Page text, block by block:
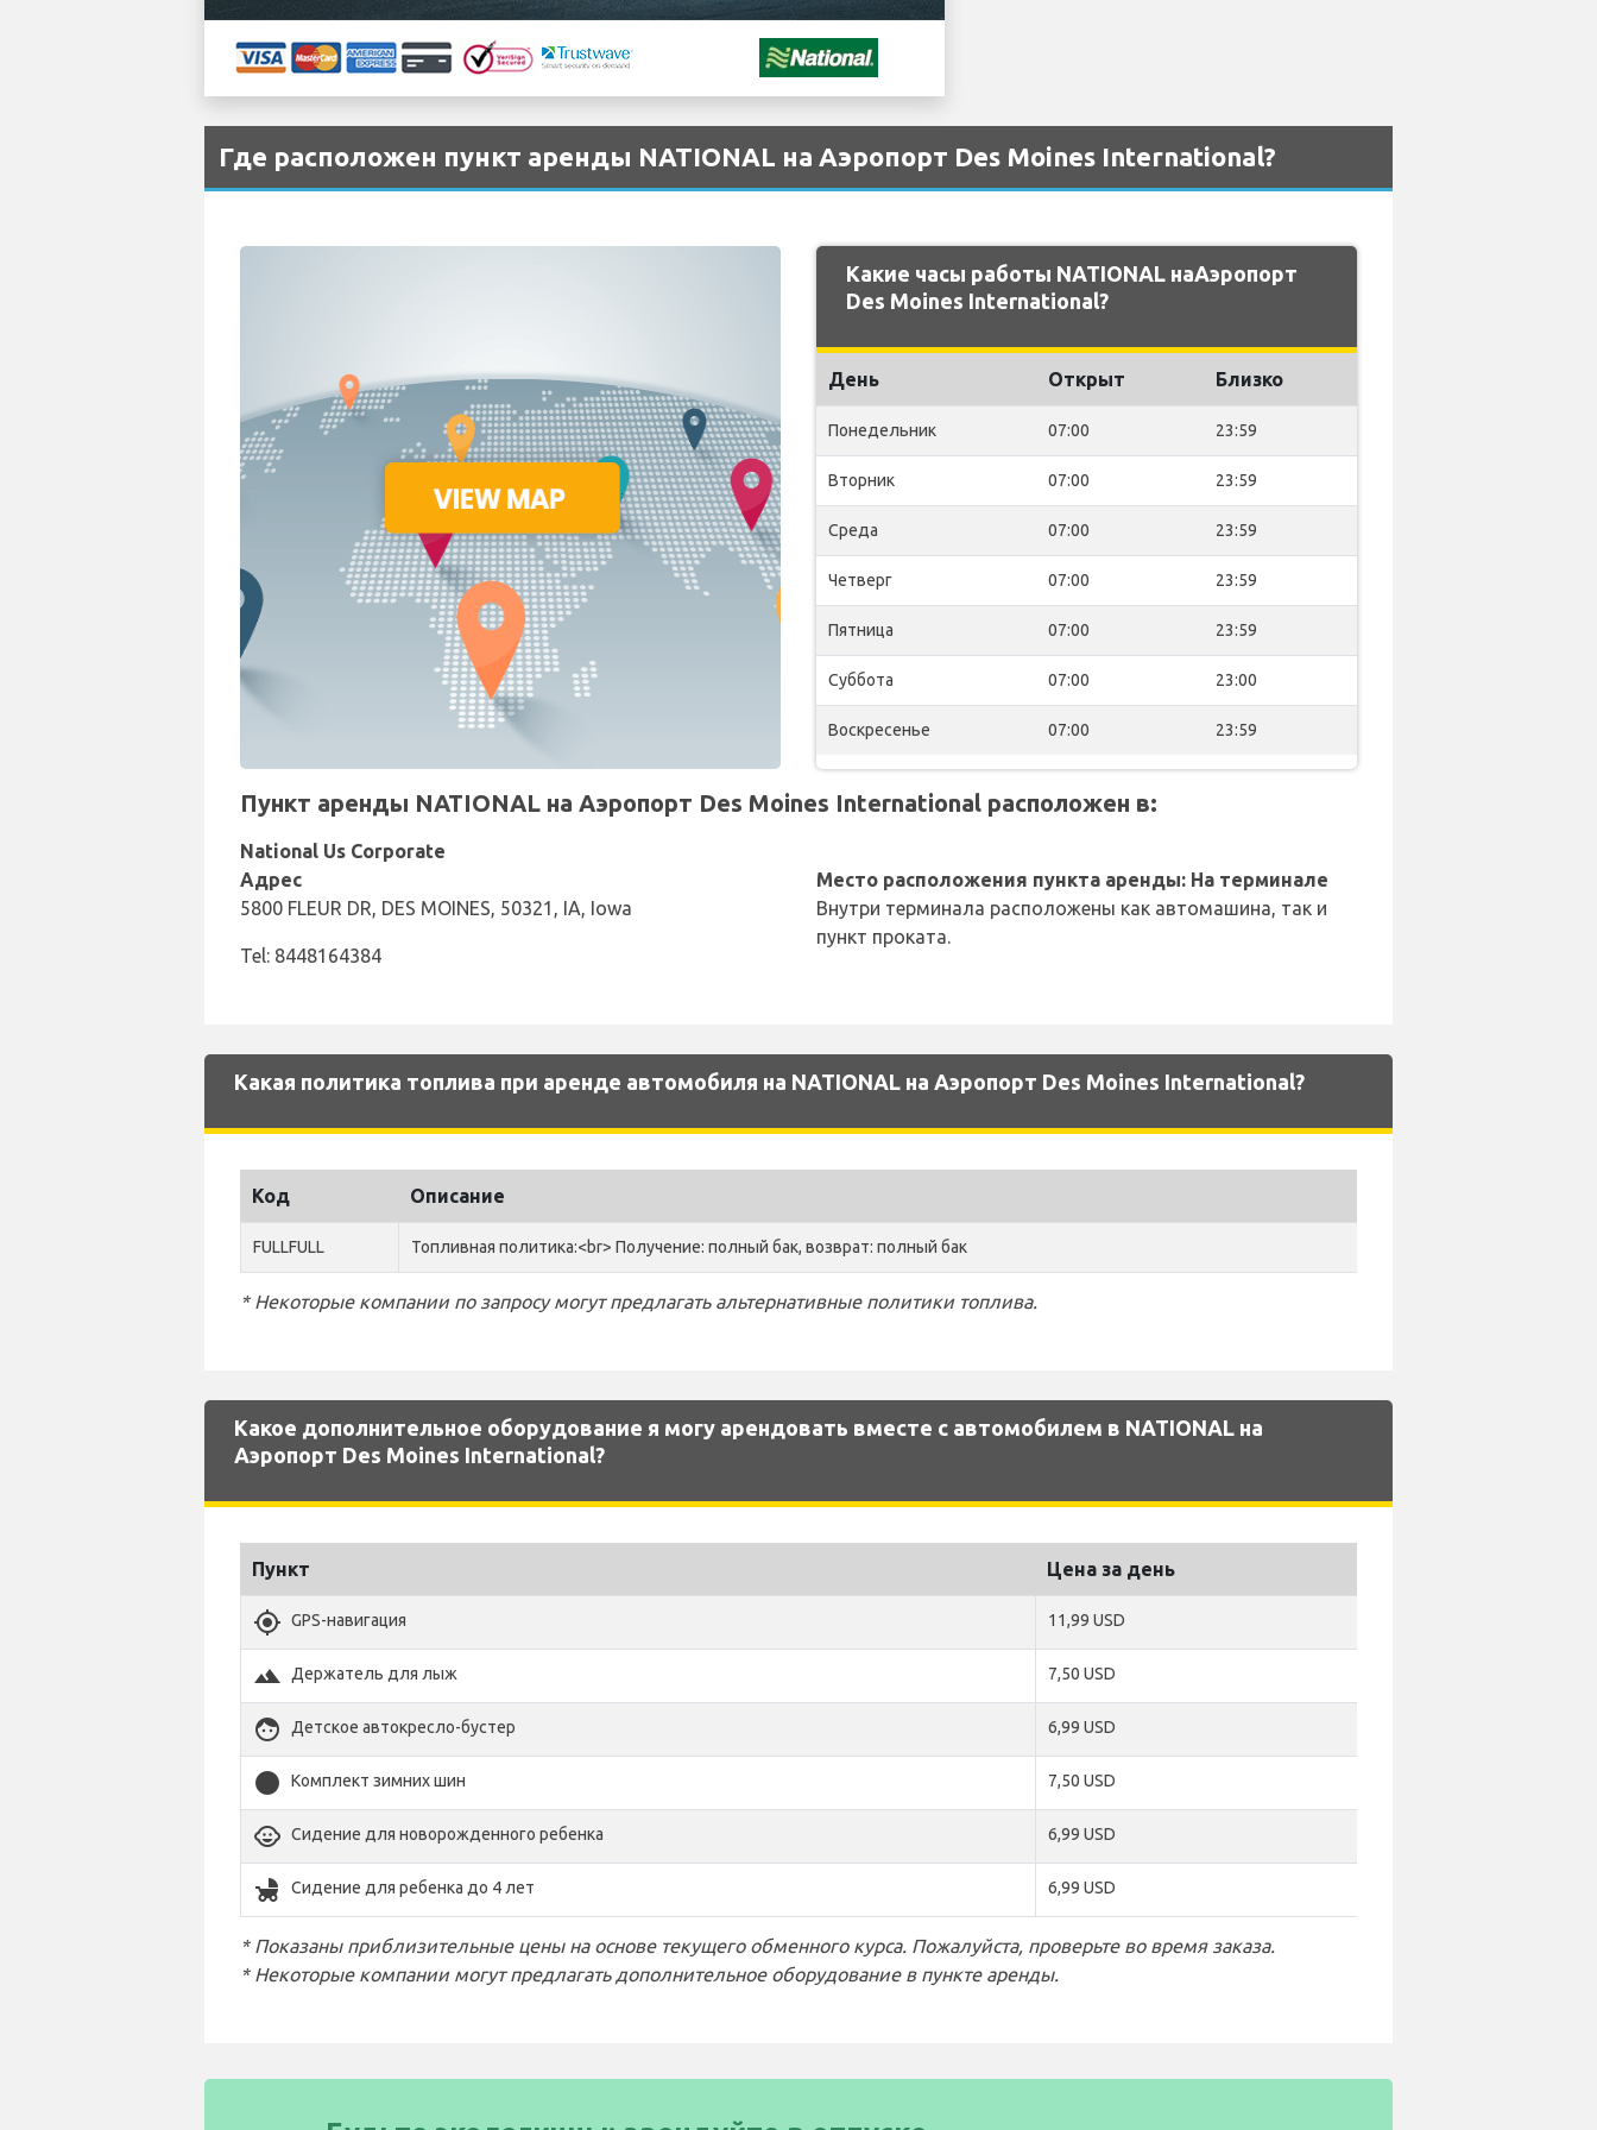
Где расположен пункт аренды NATIONAL на Аэропорт Des Moines International?
Какие часы работы NATIONAL наАэропорт
Des Moines International?
День Открыт Близко
Понедельник 07:00 23:59
Вторник 07:00 23:59
Среда 07:00 23:59
Четверг 07:00 23:59
Пятница 07:00 23:59
Суббота 07:00 23:00
Воскресенье 07:00 23:59
Пункт аренды NATIONAL на Аэропорт Des Moines International расположен в:
National Us Corporate
Адрес
5800 FLEUR DR, DES MOINES, 50321, IA, Iowa
Tel: 8448164384
Место расположения пункта аренды: На терминале
Внутри терминала расположены как автомашина, так и
пункт проката.
Какая политика топлива при аренде автомобиля на NATIONAL на Аэропорт Des Moines International?
Код Описание
FULLFULL Топливная политика:<br> Получение: полный бак, возврат: полный бак
* Некоторые компании по запросу могут предлагать альтернативные политики топлива.
Какое дополнительное оборудование я могу арендовать вместе с автомобилем в NATIONAL на
Аэропорт Des Moines International?
Пункт Цена за день
gps_fixed GPS-навигация 11,99 USD
terrain Держатель для лыж 7,50 USD
face Детское автокресло-бустер 6,99 USD
stop_circle Комплект зимних шин 7,50 USD
child_care Сидение для новорожденного ребенка 6,99 USD
child_friendly Сидение для ребенка до 4 лет 6,99 USD
* Показаны приблизительные цены на основе текущего обменного курса. Пожалуйста, проверьте во время заказа.
* Некоторые компании могут предлагать дополнительное оборудование в пункте аренды.